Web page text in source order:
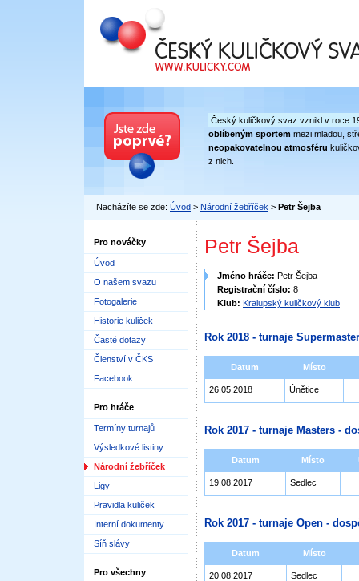
Český kuličkový svaz
Český kuličkový svaz vznikl v roce
oblíbeným sportem mezi mladou,
neopakovatelnou atmosféru
z nich.
Nacházíte se zde: Úvod > Národní žebříček > Petr Šejba
Pro nováčky
Úvod
O našem svazu
Fotogalerie
Historie kuliček
Časté dotazy
Členství v ČKS
Facebook
Pro hráče
Termíny turnajů
Výsledkové listiny
Národní žebříček
Ligy
Pravidla kuliček
Interní dokumenty
Síň slávy
Pro všechny
Petr Šejba
Jméno hráče: Petr Šejba
Registrační číslo: 8
Klub: Kralupský kuličkový klub
Rok 2018 - turnaje
Datum Místo
26.05.2018 Únětice
Rok 2017 - turnaje Masters -
Datum Místo
19.08.2017 Sedlec
Rok 2017 - turnaje Open -
Datum Místo
20.08.2017 Sedlec